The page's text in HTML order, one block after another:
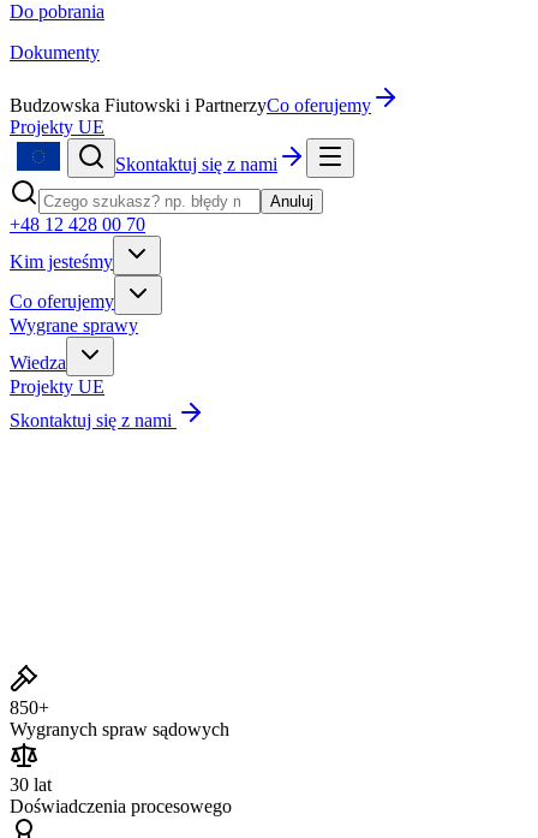
Do pobrania
Dokumenty
Budzowska Fiutowski i PartnerzyCo oferujemy
Projekty UE
Skontaktuj się z nami
Anuluj
+48 12 428 00 70
Kim jesteśmy
Co oferujemy
Wygrane sprawy
Wiedza
Projekty UE
Skontaktuj się z nami
850+
Wygranych spraw sądowych
30 lat
Doświadczenia procesowego